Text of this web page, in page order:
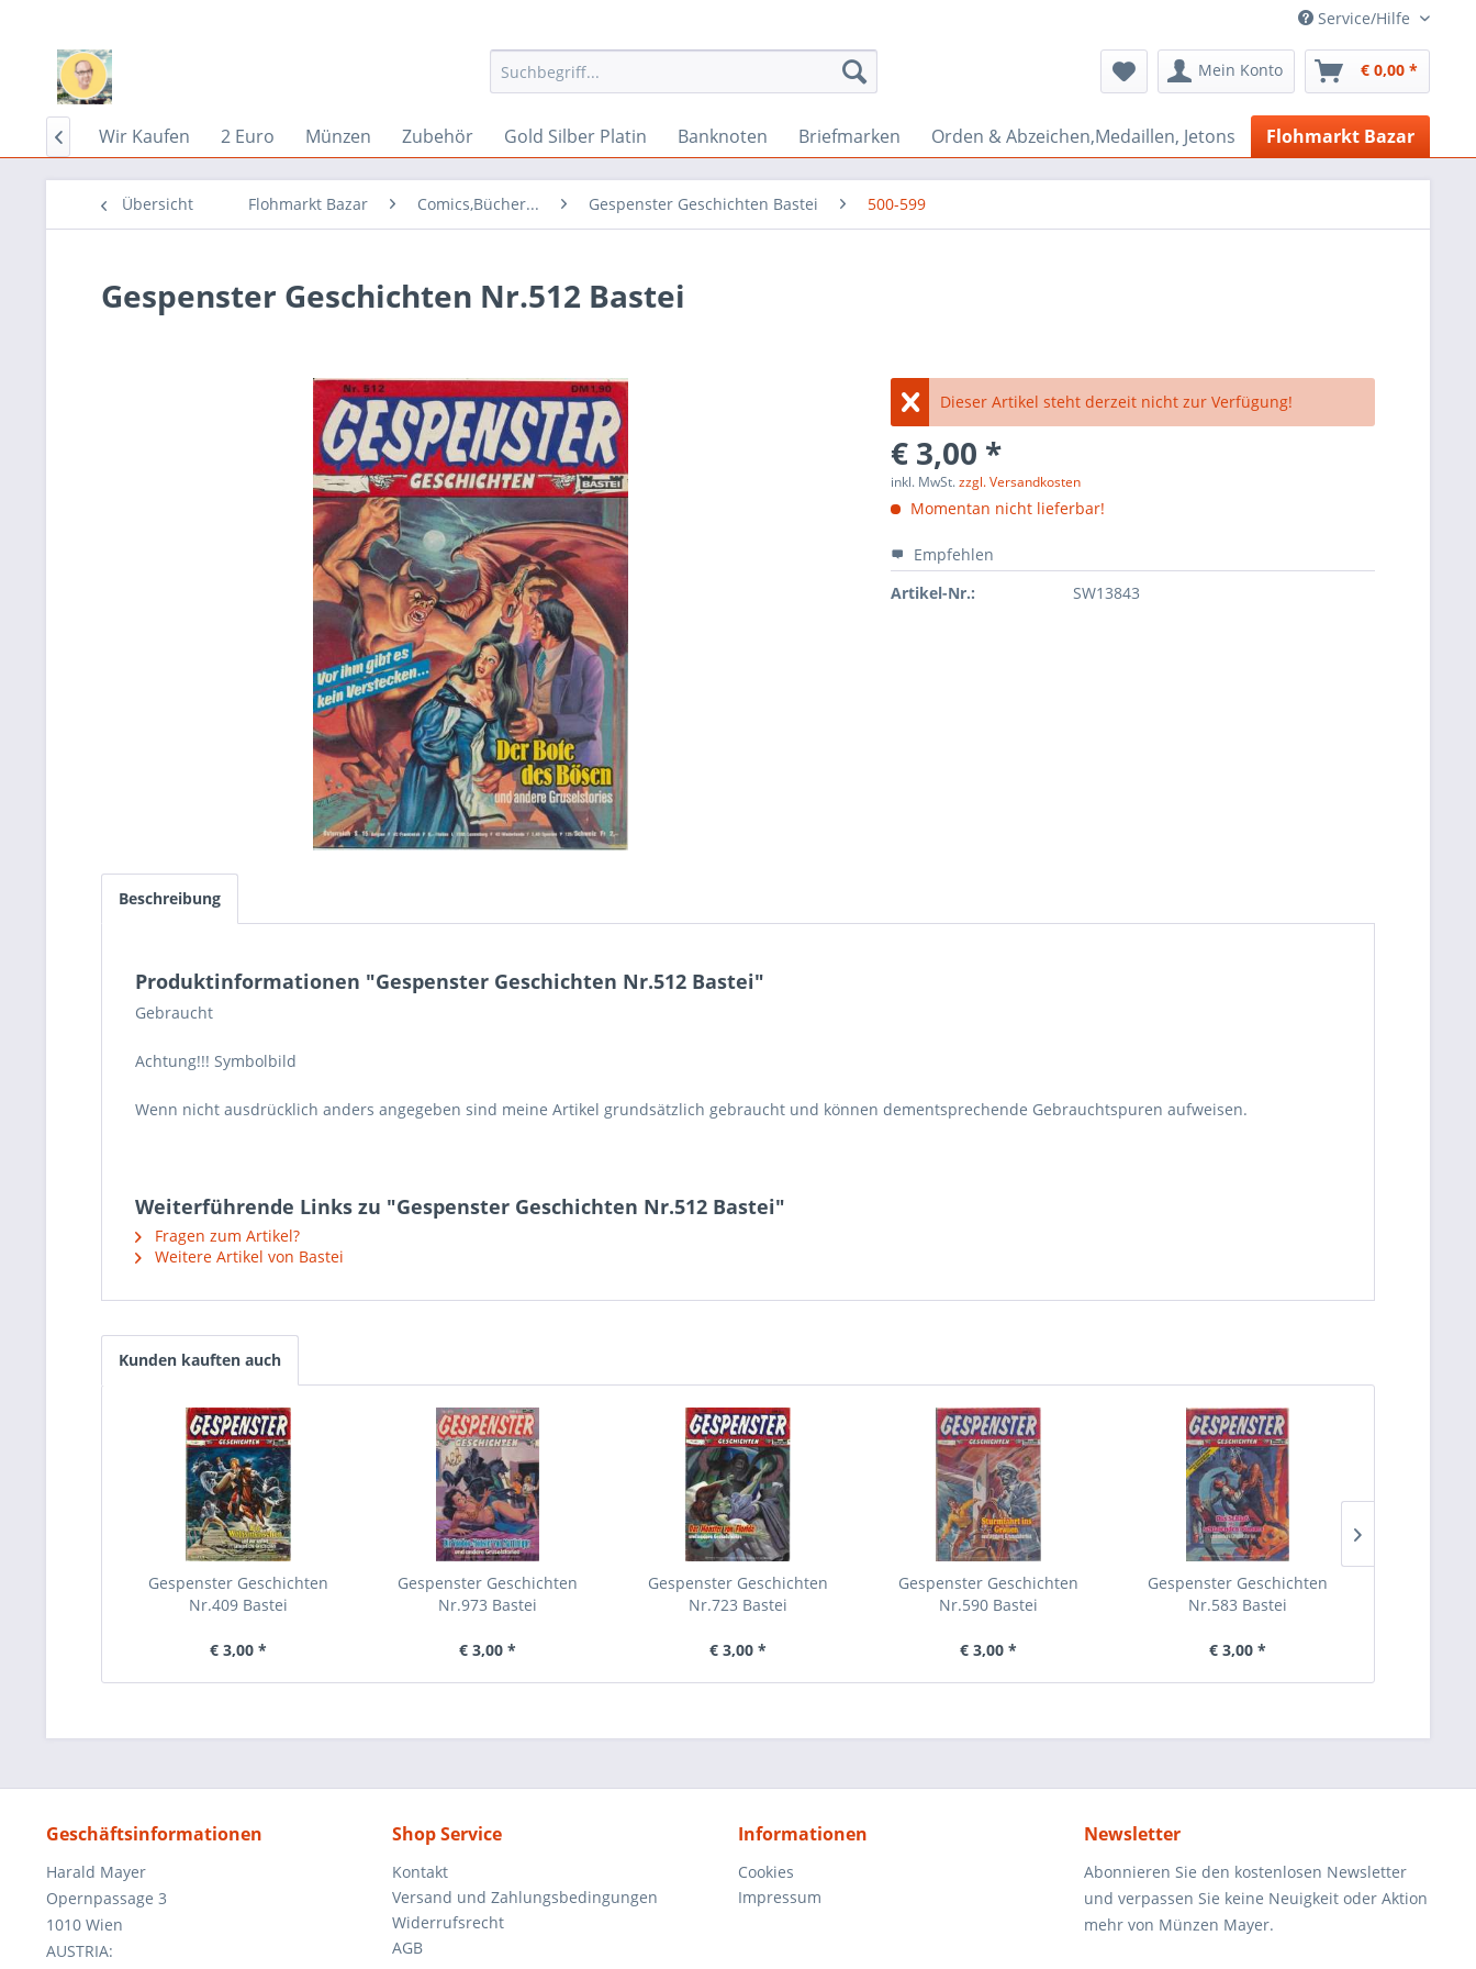
Service/Hilfe
Mein Konto € 0,00 *
Home Wir Kaufen 2 Euro Münzen Zubehör Gold Silber Platin Banknoten Briefmarken Orden & Abzeichen,Medaillen, Jetons Flohmarkt Bazar

Übersicht Flohmarkt Bazar Comics,Bücher... Gespenster Geschichten Bastei 500-599
Gespenster Geschichten Nr.512 Bastei
Dieser Artikel steht derzeit nicht zur Verfügung!
€ 3,00 *
inkl. MwSt.zzgl. Versandkosten
Momentan nicht lieferbar!
Empfehlen
Artikel-Nr.:
SW13843
Beschreibung
Produktinformationen "Gespenster Geschichten Nr.512 Bastei"
Gebraucht
Achtung!!! Symbolbild
Wenn nicht ausdrücklich anders angegeben sind meine Artikel grundsätzlich gebraucht und können dementsprechende Gebrauchtspuren aufweisen.
Weiterführende Links zu "Gespenster Geschichten Nr.512 Bastei"
Fragen zum Artikel?
Weitere Artikel von Bastei
Kunden kauften auch
Gespenster Geschichten
Nr.409 Bastei
€ 3,00 *
Gespenster Geschichten
Nr.973 Bastei
€ 3,00 *
Gespenster Geschichten
Nr.723 Bastei
€ 3,00 *
Gespenster Geschichten
Nr.590 Bastei
€ 3,00 *
Gespenster Geschichten
Nr.583 Bastei
€ 3,00 *
Geschäftsinformationen
Harald Mayer
Opernpassage 3
1010 Wien
AUSTRIA:
Shop Service
Kontakt
Versand und Zahlungsbedingungen
Widerrufsrecht
AGB
Informationen
Cookies
Impressum
Newsletter
Abonnieren Sie den kostenlosen Newsletter
und verpassen Sie keine Neuigkeit oder Aktion
mehr von Münzen Mayer.